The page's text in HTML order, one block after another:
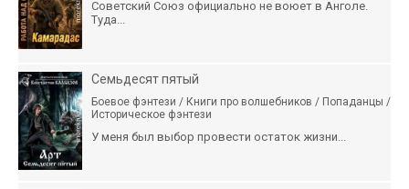
Советский Союз официально не воюет в Анголе.
Туда...
Семьдесят пятый
Боевое фэнтези / Книги про волшебников / Попаданцы /
Историческое фэнтези
У меня был выбор провести остаток жизни...